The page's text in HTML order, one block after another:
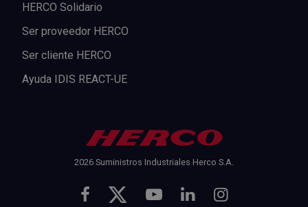
HERCO Solidario
Ser proveedor HERCO
Ser cliente HERCO
Ayuda IDIS REACT-UE
2026 Suministros Industriales Herco S.A.